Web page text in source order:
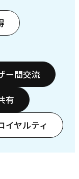
ー間交流
有
イヤルティ